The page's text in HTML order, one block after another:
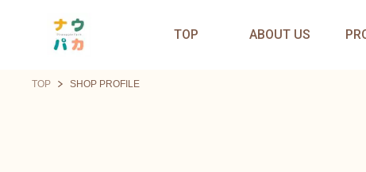
TOP ABOUT US
TOP SHOP PROFILE